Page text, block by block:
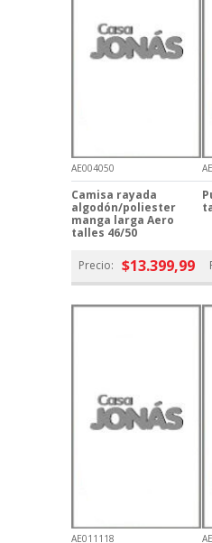
AE004050
Camisa rayada
algodón/poliester
manga larga Aero
talles 46/50
Precio: $13.399,99
AE011118